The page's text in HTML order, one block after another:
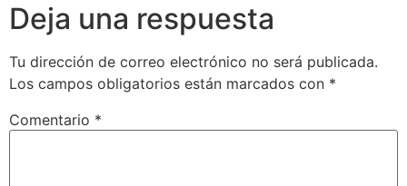
Deja una respuesta
Tu dirección de correo electrónico no será publicada.
Los campos obligatorios están marcados con *
Comentario *